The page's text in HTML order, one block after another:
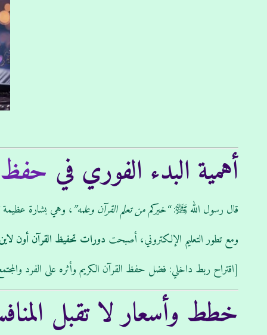
أهمية البدء الفوري في حفظ
قال رسول الله ﷺ:“خيركم من تعلم القرآن وعلمه”، وهي بشارة عظيمة
ومع تطور التعليم الإلكتروني، أصبحت دورات تحفيظ القرآن أون لاين
[اقتراح ربط داخلي: فضل حفظ القرآن الكريم وأثره على الفرد
خطط وأسعار لا تقبل